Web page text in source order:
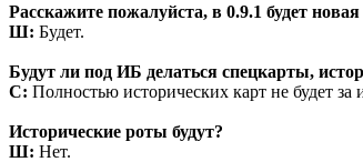
Расскажите пожалуйста, в 0.9.1 будет
Ш: Будет.
Будут ли под ИБ делаться спецкарты,
С: Полностью исторических карт не будет
Исторические роты будут?
Ш: Нет.